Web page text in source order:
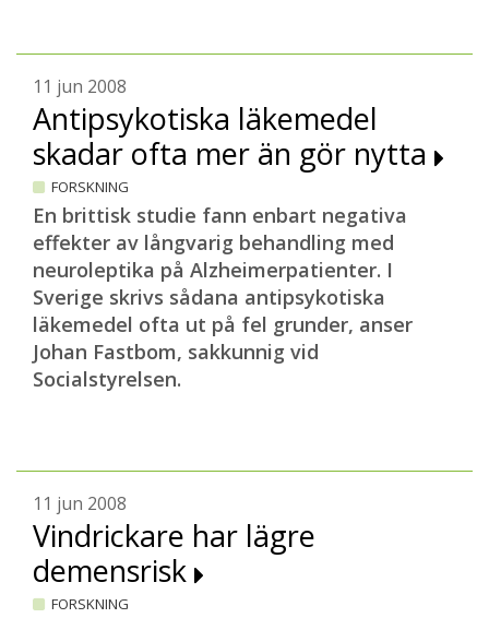
11 jun 2008
Antipsykotiska läkemedel
skadar ofta mer än gör nytta
FORSKNING
En brittisk studie fann enbart negativa
effekter av långvarig behandling med
neuroleptika på Alzheimerpatienter. I
Sverige skrivs sådana antipsykotiska
läkemedel ofta ut på fel grunder, anser
Johan Fastbom, sakkunnig vid
Socialstyrelsen.
11 jun 2008
Vindrickare har lägre
demensrisk
FORSKNING